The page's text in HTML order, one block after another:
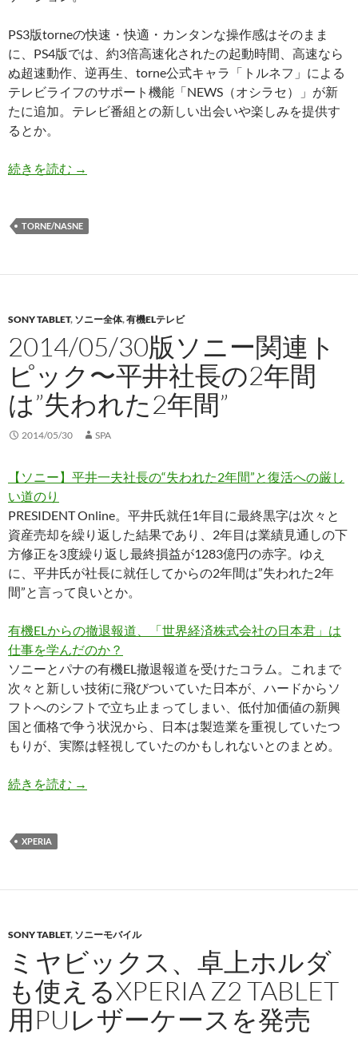
PS3版torneの快速・快適・カンタンな操作感はそのまま
に、PS4版では、約3倍高速化されたの起動時間、高速なら
ぬ超速動作、逆再生、torne公式キャラ「トルネフ」による
テレビライフのサポート機能「NEWS（オシラセ）」が新
たに追加。テレビ番組との新しい出会いや楽しみを提供す
るとか。
続きを読む 超速動作が売りのPS4版torne登場〜ゲームと並
→
TORNE/NASNE
SONY TABLET, ソニー全体,有機ELテレビ
2014/05/30版ソニー関連ト
ピック〜平井社長の2年間
は”失われた2年間”
2014/05/30 SPA
【ソニー】平井一夫社長の“失われた2年間”と復活への厳し
い道のり
PRESIDENT Online。平井氏就任1年目に最終黒字は次々と
資産売却を繰り返した結果であり、2年目は業績見通しの下
方修正を3度繰り返し最終損益が1283億円の赤字。ゆえ
に、平井氏が社長に就任してからの2年間は”失われた2年
間”と言って良いとか。
有機ELからの撤退報道、「世界経済株式会社の日本君」は
仕事を学んだのか？
ソニーとパナの有機EL撤退報道を受けたコラム。これまで
次々と新しい技術に飛びついていた日本が、ハードからソ
フトへのシフトで立ち止まってしまい、低付加価値の新興
国と価格で争う状況から、日本は製造業を重視していたつ
もりが、実際は軽視していたのかもしれないとのまとめ。
続きを読む 2014/05/30版ソニー関連トピック〜平井社長の2
→
XPERIA
SONY TABLET, ソニーモバイル
ミヤビックス、卓上ホルダ
も使えるXPERIA Z2 TABLET
用PUレザーケースを発売